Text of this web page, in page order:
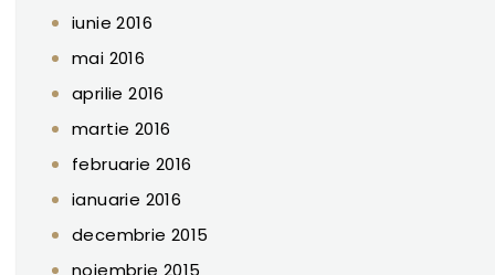
iunie 2016
mai 2016
aprilie 2016
martie 2016
februarie 2016
ianuarie 2016
decembrie 2015
noiembrie 2015